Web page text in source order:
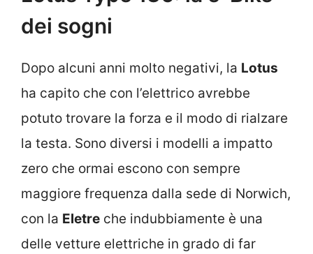
dei sogni
Dopo alcuni anni molto negativi, la Lotus
ha capito che con l’elettrico avrebbe
potuto trovare la forza e il modo di rialzare
la testa. Sono diversi i modelli a impatto
zero che ormai escono con sempre
maggiore frequenza dalla sede di Norwich,
con la Eletre che indubbiamente è una
delle vetture elettriche in grado di far